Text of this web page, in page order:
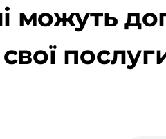
можуть